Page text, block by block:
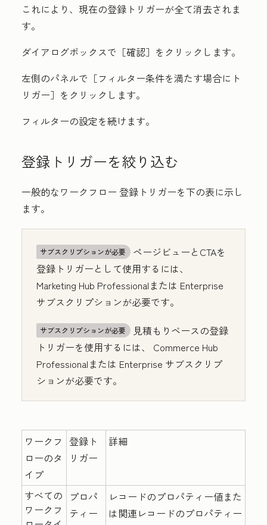
これにより、現在の登録トリガーが全て消去されま
す。
ダイアログボックスで ［確認］をクリックします。
左側のパネルで ［フィルター条件を満たす場合にト
リガー］をクリックします。
フィルターの設定を続けます。
登録トリガーを絞り込む
一般的なワークフロー 登録トリガーを下の表に示し
ます。
サブスクリプションが必要
ページビューとCTAを
登録トリガーとして使用するには、
Marketing Hub Professional または Enterprise
サブスクリプションが必要です。
サブスクリプションが必要
見積もりベースの登録
トリガーを使用するには、 Commerce Hub
Professional または Enterprise サブスクリプ
ションが必要です。
ワークフ
ローのタ
イプ
登録ト
リガー
詳細
すべての
ワークフ
プロパ
ティー
レコードのプロパティー値また
は関連レコードのプロパティー